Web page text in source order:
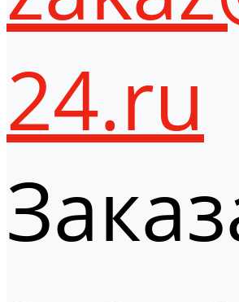
24.ru